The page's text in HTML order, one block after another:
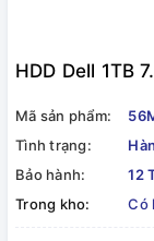
HDD Dell 1TB
Mã sản phẩm:
Tình trạng:
Bảo hành:
12
Trong kho:
Có